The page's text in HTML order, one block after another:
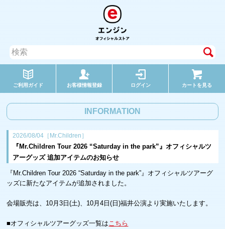
ご利用ガイド お客様情報登録 ログイン カートを見る
INFORMATION
2026/08/04［Mr.Children］
『Mr.Children Tour 2026 “Saturday in the park”』オフィシャルツ
アーグッズ 追加アイテムのお知らせ
『Mr.Children Tour 2026 “Saturday in the park”』オフィシャルツアーグ
ッズに新たなアイテムが追加されました。
会場販売は、10月3日(土)、10月4日(日)福井公演より実施いたします。
■オフィシャルツアーグッズ一覧はこちら